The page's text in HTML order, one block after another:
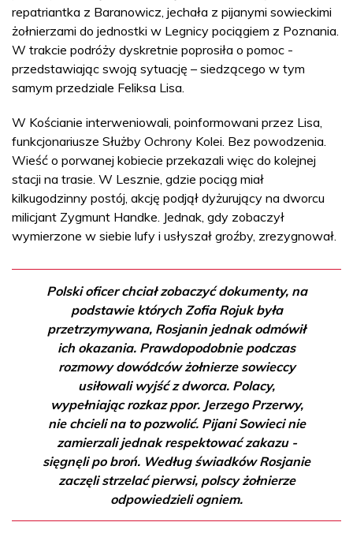
repatriantka z Baranowicz, jechała z pijanymi sowieckimi
żołnierzami do jednostki w Legnicy pociągiem z Poznania.
W trakcie podróży dyskretnie poprosiła o pomoc -
przedstawiając swoją sytuację – siedzącego w tym
samym przedziale Feliksa Lisa.
W Kościanie interweniowali, poinformowani przez Lisa,
funkcjonariusze Służby Ochrony Kolei. Bez powodzenia.
Wieść o porwanej kobiecie przekazali więc do kolejnej
stacji na trasie. W Lesznie, gdzie pociąg miał
kilkugodzinny postój, akcję podjął dyżurujący na dworcu
milicjant Zygmunt Handke. Jednak, gdy zobaczył
wymierzone w siebie lufy i usłyszał groźby, zrezygnował.
Polski oficer chciał zobaczyć dokumenty, na
podstawie których Zofia Rojuk była
przetrzymywana, Rosjanin jednak odmówił
ich okazania. Prawdopodobnie podczas
rozmowy dowódców żołnierze sowieccy
usiłowali wyjść z dworca. Polacy,
wypełniając rozkaz ppor. Jerzego Przerwy,
nie chcieli na to pozwolić. Pijani Sowieci nie
zamierzali jednak respektować zakazu -
sięgnęli po broń. Według świadków Rosjanie
zaczęli strzelać pierwsi, polscy żołnierze
odpowiedzieli ogniem.